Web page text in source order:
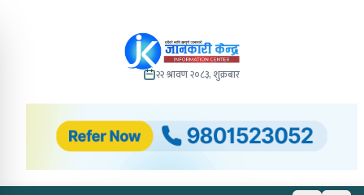
२२ श्रावण २०८३, शुक्रबार